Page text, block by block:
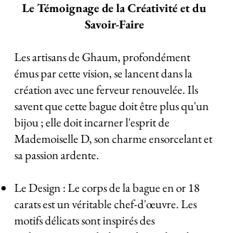
Le Témoignage de la Créativité et du
Savoir-Faire
Les artisans de Ghaum, profondément
émus par cette vision, se lancent dans la
création avec une ferveur renouvelée. Ils
savent que cette bague doit être plus qu'un
bijou ; elle doit incarner l'esprit de
Mademoiselle D, son charme ensorcelant et
sa passion ardente.
Le Design : Le corps de la bague en or 18
carats est un véritable chef-d'œuvre. Les
motifs délicats sont inspirés des